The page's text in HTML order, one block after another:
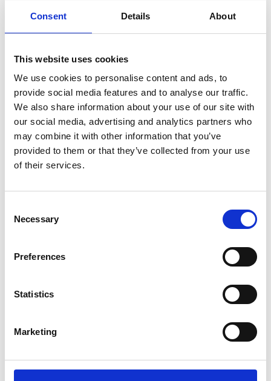
Consent Details About
This website uses cookies
We use cookies to personalise content and ads, to
provide social media features and to analyse our traffic.
We also share information about your use of our site with
our social media, advertising and analytics partners who
may combine it with other information that you’ve
provided to them or that they’ve collected from your use
of their services.
Selection
Necessary
Preferences
Statistics
Marketing
190 cm
€52,00 HT
€62,92 TTC
Livraison gratuite en 1-3 jours ouvrables, ou ramasser à
Maaseik (contactez le service clientèle)